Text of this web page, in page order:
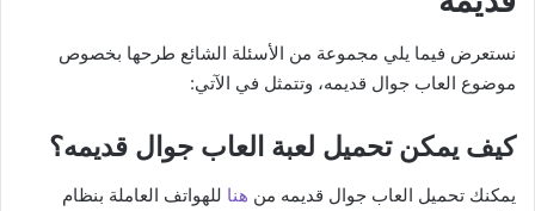
نستعرض فيما يلي مجموعة من الأسئلة الشائع طرحها بخصوص
موضوع العاب جوال قديمه، وتتمثل في الآتي:
كيف يمكن تحميل لعبة العاب جوال قديمه؟
يمكنك تحميل العاب جوال قديمه من هنا للهواتف العاملة بنظام